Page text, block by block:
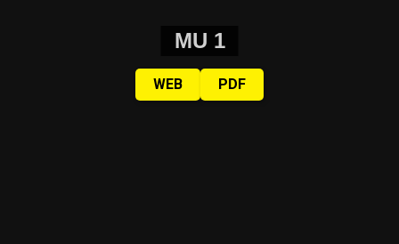
MU 1
WEB PDF